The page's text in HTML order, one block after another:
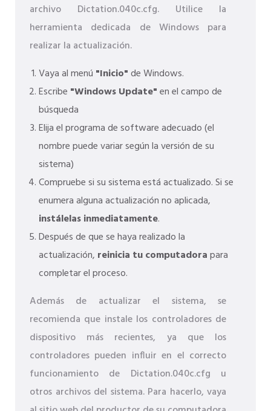
archivo Dictation.040c.cfg. Utilice la
herramienta dedicada de Windows para
realizar la actualización.
Vaya al menú "Inicio"de Windows.
Escribe "Windows Update"en el campo de
búsqueda
Elija el programa de software adecuado (el
nombre puede variar según la versión de su
sistema)
Compruebe si su sistema está actualizado. Si se
enumera alguna actualización no aplicada,
instálelas inmediatamente.
Después de que se haya realizado la
actualización, reinicia tu computadorapara
completar el proceso.
Además de actualizar el sistema, se
recomienda que instale los controladores de
dispositivo más recientes, ya que los
controladores pueden influir en el correcto
funcionamiento de Dictation.040c.cfg u
otros archivos del sistema. Para hacerlo, vaya